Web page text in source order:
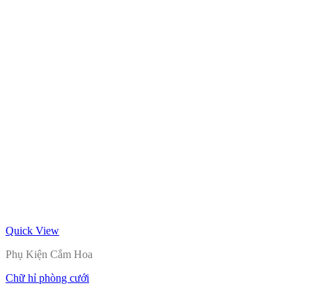
Quick View
Phụ Kiện Cắm Hoa
Chữ hỉ phòng cưới